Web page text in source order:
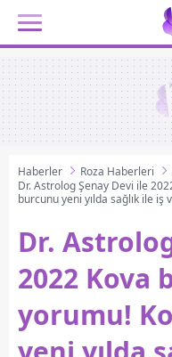
Haberler Roza Haberleri
Dr. Astrolog Şenay Devi ile
burcunu yeni yılda sağlık ile iş
Dr.
2022 Kova
yorumu!